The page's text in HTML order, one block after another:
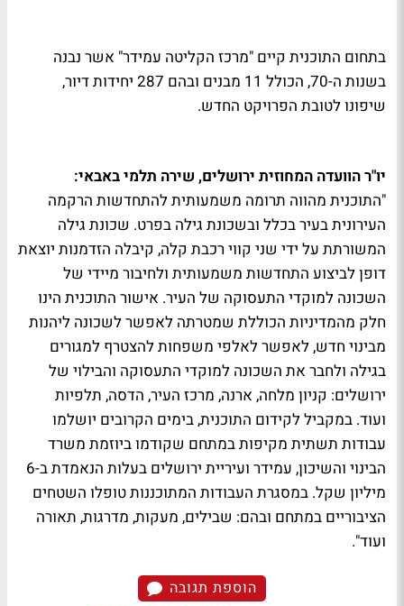
בתחום התוכנית קיים "מרכז הקליטה עמידר" אשר נבנה
בשנות ה-70, הכולל 11 מבנים ובהם 287 יחידות דיור,
שיפונו לטובת הפרויקט החדש.
יו"ר הוועדה המחוזית ירושלים, שירה תלמי באבאי:
"התוכנית מהווה תרומה משמעותית להתחדשות הרקמה
העירונית בעיר בכלל ובשכונת גילה בפרט. שכונת גילה
המשורתת על ידי שני קווי רכבת קלה, קיבלה הזדמנות יוצאת
דופן לביצוע התחדשות משמעותית ולחיבור מיידי של
השכונה למוקדי התעסוקה של העיר. אישור התוכנית הינו
חלק מהמדיניות הכוללת שמטרתה לאפשר לשכונה ליהנות
מבינוי חדש, לאפשר לאלפי משפחות להצטרף למגורים
בגילה ולחבר את השכונה למוקדי התעסוקה והבילוי של
ירושלים: קניון מלחה, ארנה, מרכז העיר, הדסה, תלפיות
ועוד. במקביל לקידום התוכנית, בימים הקרובים יושלמו
עבודות תשתית מקיפות במתחם שקודמו ביוזמת משרד
הבינוי והשיכון, עמידר ועיריית ירושלים בעלות הנאמדת ב-6
מיליון שקל. במסגרת העבודות המתוכננות טופלו השטחים
הציבוריים במתחם ובהם: שבילים, מעקות, מדרגות, תאורה
ועוד".
הוספת תגובה